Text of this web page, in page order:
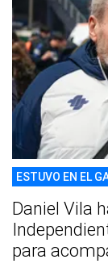
ESTUVO EN EL
Daniel Vila
para